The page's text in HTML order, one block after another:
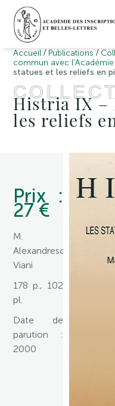
Accueil / Publications /
commun avec
statues et les reliefs en
Histria IX –
les reliefs
Prix :
27 €
M.
Alexandrescu
Viani
178 p., 102
pl.
Date de
parution :
2000